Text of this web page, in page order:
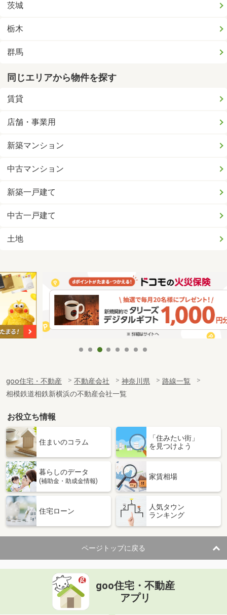
茨城
栃木
群馬
同じエリアから物件を探す
賃貸
店舗・事業用
新築マンション
中古マンション
新築一戸建て
中古一戸建て
土地
goo住宅・不動産 不動産会社 神奈川県
路線一覧
相模鉄道相鉄新横浜の不動産会社一覧
お役立ち情報
住まいのコラム
「住みたい街」
を見つけよう
暮らしのデータ
(補助金・助成金情報)
家賃相場
住宅ローン
人気タウン
ランキング
ページトップに戻る
goo住宅・不動産
アプリ